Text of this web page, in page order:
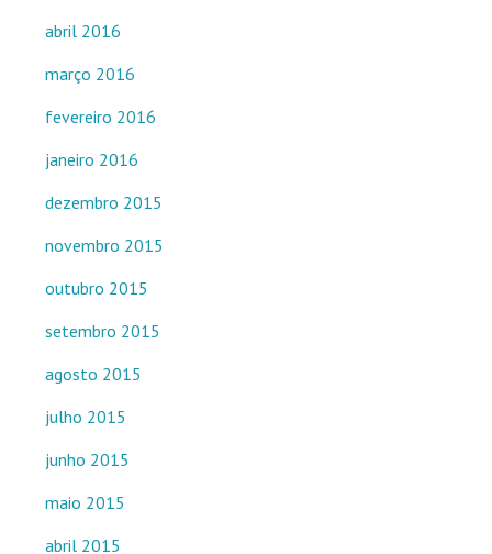
abril 2016
março 2016
fevereiro 2016
janeiro 2016
dezembro 2015
novembro 2015
outubro 2015
setembro 2015
agosto 2015
julho 2015
junho 2015
maio 2015
abril 2015